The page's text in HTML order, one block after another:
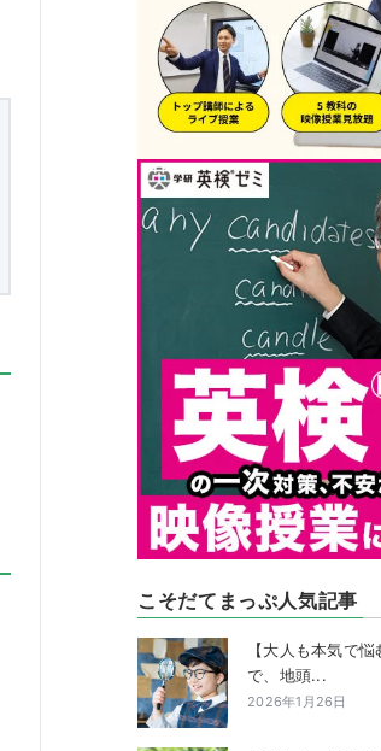
こそだてまっぷ人気記事
【大人も本気で
で、地頭...
2026年1月26日